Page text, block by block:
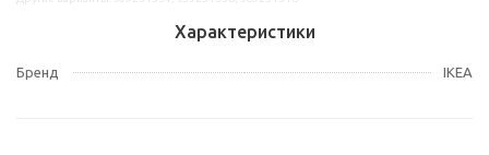
Характеристики
Бренд IKEA